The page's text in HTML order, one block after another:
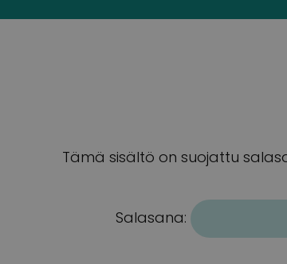
Tämä sisältö on suojattu
Salasana: